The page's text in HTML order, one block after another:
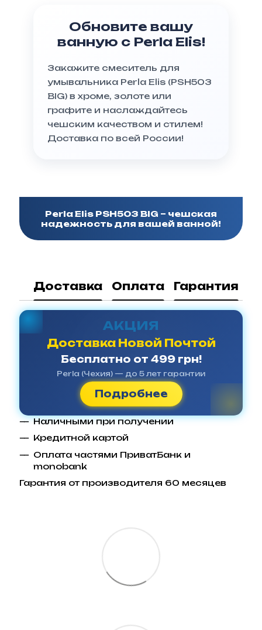
Обновите вашу
ванную с Perla Elis!
Закажите смеситель для
умывальника Perla Elis (PSH503
BIG) в хроме, золоте или
графите и наслаждайтесь
чешским качеством и стилем!
Доставка по всей России!
Perla Elis PSH503 BIG – чешская
надежность для вашей ванной!
Доставка Оплата Гарантия
АКЦИЯ
Доставка Новой Почтой
Бесплатно от 499 грн!
Perla (Чехия) — до 5 лет гарантии
Подробнее
Наличными при получении
Кредитной картой
Оплата частями ПриватБанк и
monobank
Гарантия от производителя 60 месяцев